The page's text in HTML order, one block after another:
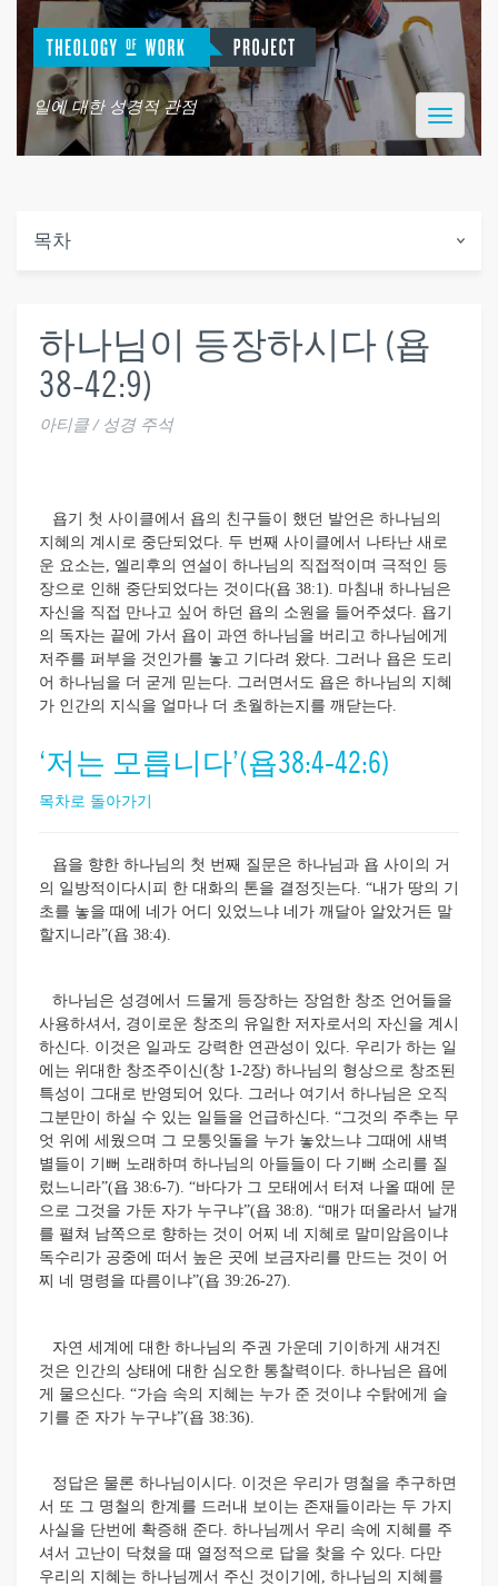
일에 대한 성경적 관점
Toggle
목차
하나님이 등장하시다 (욥
38-42:9)
아티클 / 성경 주석
욥기 첫 사이클에서 욥의 친구들이 했던 발언은 하나님의
지혜의 계시로 중단되었다. 두 번째 사이클에서 나타난 새로
운 요소는, 엘리후의 연설이 하나님의 직접적이며 극적인 등
장으로 인해 중단되었다는 것이다(욥 38:1). 마침내 하나님은
자신을 직접 만나고 싶어 하던 욥의 소원을 들어주셨다. 욥기
의 독자는 끝에 가서 욥이 과연 하나님을 버리고 하나님에게
저주를 퍼부을 것인가를 놓고 기다려 왔다. 그러나 욥은 도리
어 하나님을 더 굳게 믿는다. 그러면서도 욥은 하나님의 지혜
가 인간의 지식을 얼마나 더 초월하는지를 깨닫는다.
‘저는 모릅니다’(욥38:4-42:6)
목차로 돌아가기
욥을 향한 하나님의 첫 번째 질문은 하나님과 욥 사이의 거
의 일방적이다시피 한 대화의 톤을 결정짓는다. “내가 땅의 기
초를 놓을 때에 네가 어디 있었느냐 네가 깨달아 알았거든 말
할지니라”(욥 38:4).
하나님은 성경에서 드물게 등장하는 장엄한 창조 언어들을
사용하셔서, 경이로운 창조의 유일한 저자로서의 자신을 계시
하신다. 이것은 일과도 강력한 연관성이 있다. 우리가 하는 일
에는 위대한 창조주이신(창 1-2장) 하나님의 형상으로 창조된
특성이 그대로 반영되어 있다. 그러나 여기서 하나님은 오직
그분만이 하실 수 있는 일들을 언급하신다. “그것의 주추는 무
엇 위에 세웠으며 그 모퉁잇돌을 누가 놓았느냐 그때에 새벽
별들이 기뻐 노래하며 하나님의 아들들이 다 기뻐 소리를 질
렀느니라”(욥 38:6-7). “바다가 그 모태에서 터져 나올 때에 문
으로 그것을 가둔 자가 누구냐”(욥 38:8). “매가 떠올라서 날개
를 펼쳐 남쪽으로 향하는 것이 어찌 네 지혜로 말미암음이냐
독수리가 공중에 떠서 높은 곳에 보금자리를 만드는 것이 어
찌 네 명령을 따름이냐”(욥 39:26-27).
자연 세계에 대한 하나님의 주권 가운데 기이하게 새겨진
것은 인간의 상태에 대한 심오한 통찰력이다. 하나님은 욥에
게 물으신다. “가슴 속의 지혜는 누가 준 것이냐 수탉에게 슬
기를 준 자가 누구냐”(욥 38:36).
정답은 물론 하나님이시다. 이것은 우리가 명철을 추구하면
서 또 그 명철의 한계를 드러내 보이는 존재들이라는 두 가지
사실을 단번에 확증해 준다. 하나님께서 우리 속에 지혜를 주
셔서 고난이 닥쳤을 때 열정적으로 답을 찾을 수 있다. 다만
우리의 지혜는 하나님께서 주신 것이기에, 하나님의 지혜를